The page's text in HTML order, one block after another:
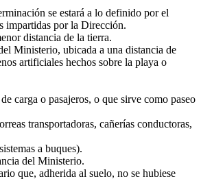
se estará a lo definido por el
impartidas por la Dirección.
distancia de la tierra.
Ministerio, ubicada a una distancia de
artificiales hechos sobre la playa o
carga o pasajeros, o que sirve como paseo
transportadoras, cañerías conductoras,
a buques).
del Ministerio.
que, adherida al suelo, no se hubiese